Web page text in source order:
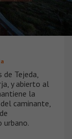
de Tejeda,
y abierto al
la
caminante,
urbano.